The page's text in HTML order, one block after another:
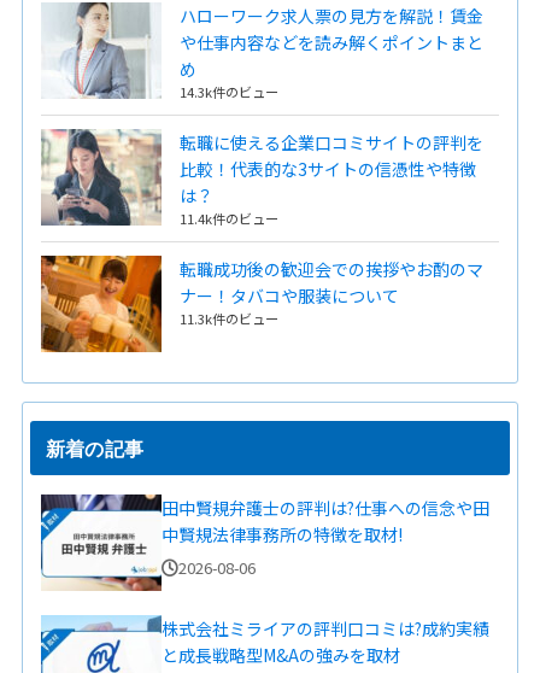
ハローワーク求人票の見方を解説！賃金
や仕事内容などを読み解くポイントまと
め
14.3k件のビュー
転職に使える企業口コミサイトの評判を
比較！代表的な3サイトの信憑性や特徴
は？
11.4k件のビュー
転職成功後の歓迎会での挨拶やお酌のマ
ナー！タバコや服装について
11.3k件のビュー
新着の記事
田中賢規弁護士の評判は?仕事への信念や田
中賢規法律事務所の特徴を取材!
2026-08-06
株式会社ミライアの評判口コミは?成約実績
と成長戦略型M&Aの強みを取材